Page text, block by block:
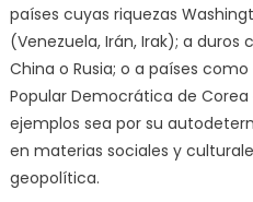
países cuyas riquezas
(Venezuela, Irán, Irak); a
China o Rusia; o a países como
Popular Democrática de
ejemplos sea por su
en materias sociales y
geopolítica.